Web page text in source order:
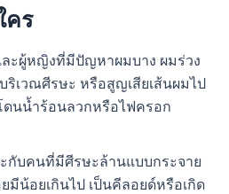
คร
ะผู้หญิงที่มีปัญหาผมบาง ผมร่วง
ริเวณศีรษะ หรือสูญเสียเส้นผมไป
ดนน้ำร้อนลวกหรือไฟครอก
กับคนที่มีศีรษะล้านแบบกระจาย
มีน้อยเกินไป เป็นคีลอยด์หรือเกิด